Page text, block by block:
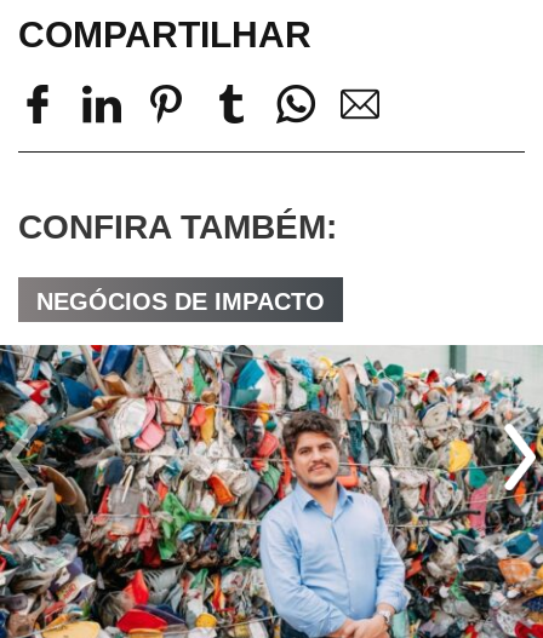
COMPARTILHAR
CONFIRA TAMBÉM:
NEGÓCIOS DE IMPACTO